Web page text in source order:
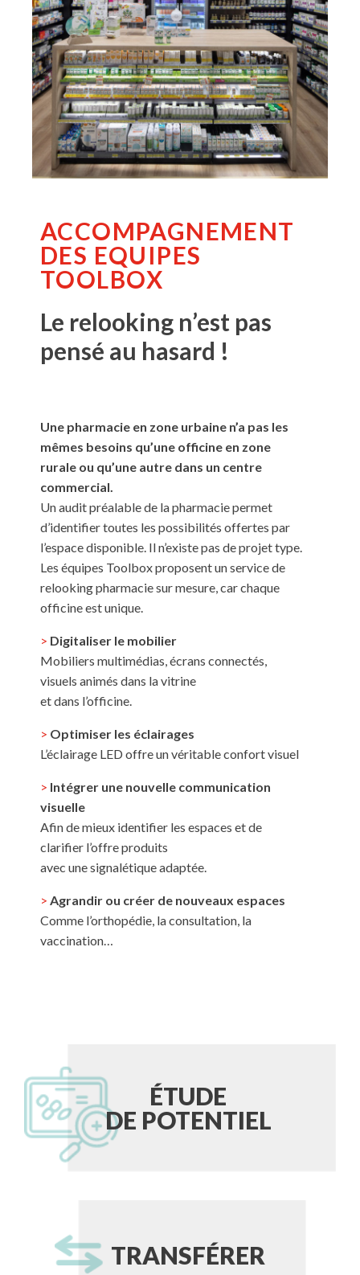
ACCOMPAGNEMENT
DES EQUIPES
TOOLBOX
Le relooking n’est pas
pensé au hasard !
Une pharmacie en zone urbaine n’a pas les
mêmes besoins qu’une officine en zone
rurale ou qu’une autre dans un centre
commercial.
Un audit préalable de la pharmacie permet
d’identifier toutes les possibilités offertes par
l’espace disponible. Il n’existe pas de projet type.
Les équipes Toolbox proposent un service de
relooking pharmacie sur mesure, car chaque
officine est unique.
> Digitaliser le mobilier
Mobiliers multimédias, écrans connectés,
visuels animés dans la vitrine
et dans l’officine.
> Optimiser les éclairages
L’éclairage LED offre un véritable confort visuel
> Intégrer une nouvelle communication
visuelle
Afin de mieux identifier les espaces et de
clarifier l’offre produits
avec une signalétique adaptée.
> Agrandir ou créer de nouveaux espaces
Comme l’orthopédie, la consultation, la
vaccination…
ÉTUDE
DE POTENTIEL
TRANSFÉRER